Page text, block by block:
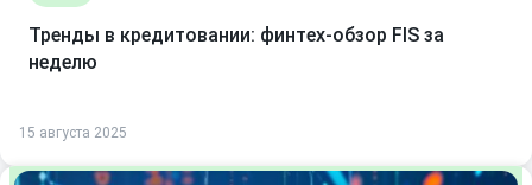
Тренды в кредитовании: финтех-обзор FIS за
неделю
15 августа 2025